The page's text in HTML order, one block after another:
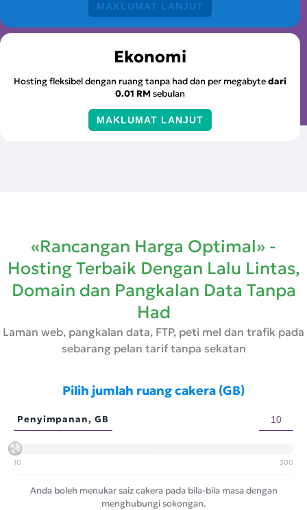
MAKLUMAT LANJUT
Ekonomi
Hosting fleksibel dengan ruang tanpa had dan per megabytedari
0.01 RMsebulan
MAKLUMAT LANJUT
«Rancangan Harga Optimal» -
Hosting Terbaik Dengan Lalu Lintas,
Domain dan Pangkalan Data Tanpa
Had
Laman web, pangkalan data, FTP, peti mel dan trafik pada
sebarang pelan tarif tanpa sekatan
Pilih jumlah ruang cakera (GB)
Penyimpanan, GB
10 300
Anda boleh menukar saiz cakera pada bila-bila masa dengan
menghubungi sokongan.